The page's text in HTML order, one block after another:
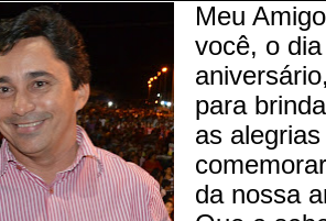
Meu
você, o
para
as
da nossa